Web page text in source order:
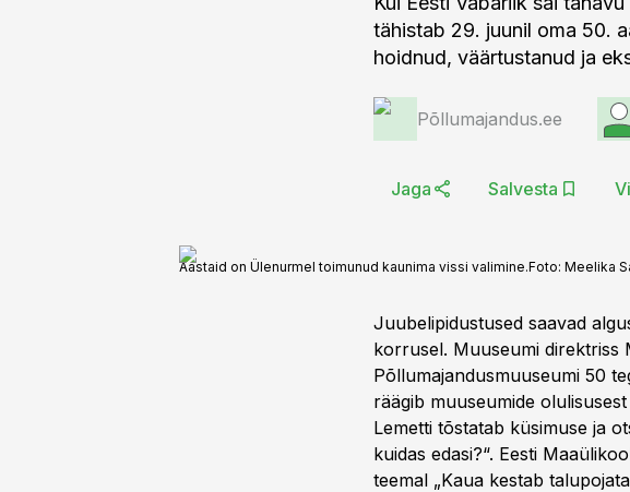
tähistab 29. juunil oma 50.
hoidnud, väärtustanud ja
Põllumajandus.ee
Jaga Salvesta
Aastaid on Ülenurmel toimunud kaunima vissi valimine.Foto: Meelika
Juubelipidustused saavad
korrusel. Muuseumi direktriss
Põllumajandusmuuseumi 50
räägib muuseumide
Lemetti tõstatab küsimuse ja
kuidas edasi?“. Eesti
teemal „Kaua kestab